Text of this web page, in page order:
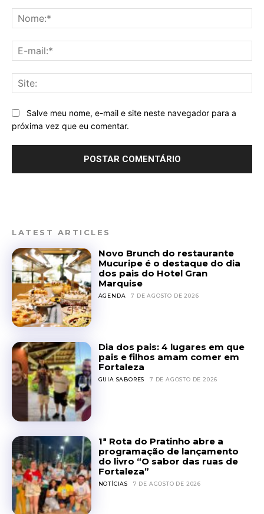
Salve meu nome, e-mail e site neste navegador para a
próxima vez que eu comentar.
LATEST ARTICLES
Novo Brunch do restaurante
Mucuripe é o destaque do dia
dos pais do Hotel Gran
Marquise
AGENDA 7 DE AGOSTO DE 2026
Dia dos pais: 4 lugares em que
pais e filhos amam comer em
Fortaleza
GUIA SABORES 7 DE AGOSTO DE 2026
1ª Rota do Pratinho abre a
programação de lançamento
do livro “O sabor das ruas de
Fortaleza”
NOTÍCIAS 7 DE AGOSTO DE 2026